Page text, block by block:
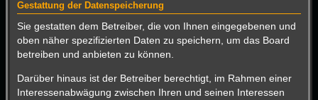
Gestattung der Datenspeicherung
Sie gestatten dem Betreiber, die von Ihnen eingegebenen und
oben näher spezifizierten Daten zu speichern, um das Board
betreiben und anbieten zu können.
Darüber hinaus ist der Betreiber berechtigt, im Rahmen einer
Interessenabwägung zwischen Ihren und seinen Interessen